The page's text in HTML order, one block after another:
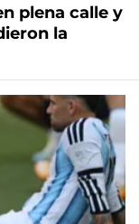
plena calle y
la